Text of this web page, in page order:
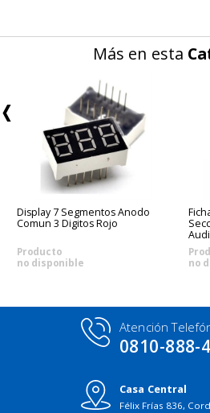
Más en esta
Display 7 Segmentos Anodo
Comun 3 Digitos Rojo
Producto
no disponible
no
Atención
0810-888-
Casa Central
Félix Frías 836,